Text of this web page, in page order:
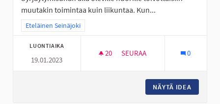
muutakin toimintaa kuin liikuntaa. Kun...
Rajaa tulokset teeman mukaan: Eteläinen Seinäjoki
Eteläinen Seinäjoki
LUONTIAIKA
19.01.2023
20 20 SEURAAJAA
SEURAA 0
NÄYTÄ IDEA